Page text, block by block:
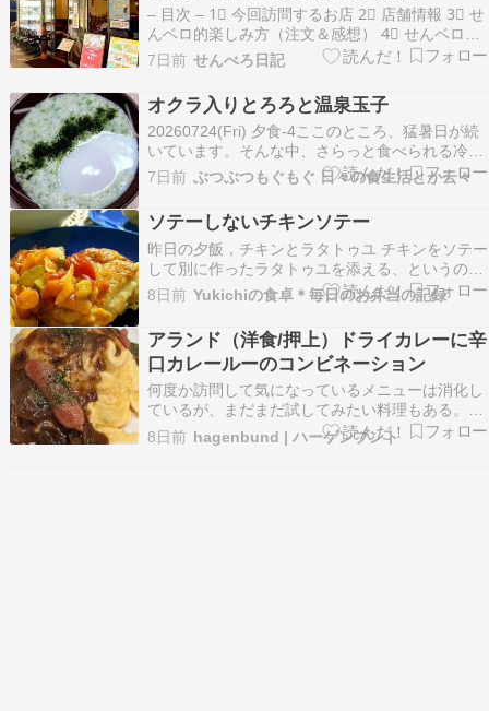
– 目次 – 1⃣ 今回訪問するお店 2⃣ 店舗情報 3⃣ せ
んベロ的楽しみ方（注文＆感想） 4⃣ せんベロ総
評 1⃣ 今回訪問するお店 暑い！ 暑すぎる。こん
な時は、不思議と辛いものが食べたくなる。特に
辛いものが得意というわけではないのに、なぜだ
ろう。そこで思い浮かんだのがタ…
7日前 せんべろ日記
オクラ入りとろろと温泉玉子
20260724(Fri) 夕食-4ここのところ、猛暑日が続
いています。そんな中、さらっと食べられる冷た
い料理を用意。オクラと長芋を買ってきて、オク
ラ入りとろろ。作り置きの温泉玉子と合わせてみ
ました。 続きを読む
7日前 ぶつぶつもぐもぐ 日々の食生活とか云々
ソテーしないチキンソテー
昨日の夕飯，チキンとラタトゥユ チキンをソテー
して別に作ったラタトゥユを添える、というのが
普段の手順ですが今回はノンフライヤーでチキン
をローストしました ノンフライヤーに入れて15
分出来上がりました〜 皮、パリパリ予熱なし、
15分オーブンだとここまで皮がパリッとならない
しゆ、優…
8日前 Yukichiの食卓＊毎日のお弁当の記録
アランド（洋食/押上）ドライカレーに辛
口カレールーのコンビネーション
何度か訪問して気になっているメニューは消化し
ているが、まだまだ試してみたい料理もある。今
回はおすすめメニューに記載されているオムカレ
ーに挑戦してみることに。 最初にサラダが供され
8日前 hagenbund | ハーゲンブント